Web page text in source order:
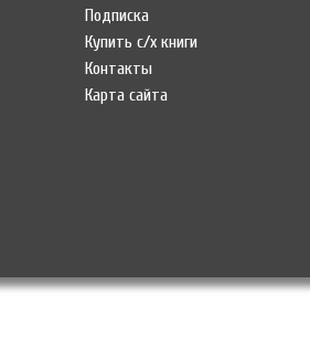
Подписка
Купить с/х книги
Контакты
Карта сайта